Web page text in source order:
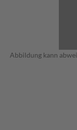
Abbildung kann